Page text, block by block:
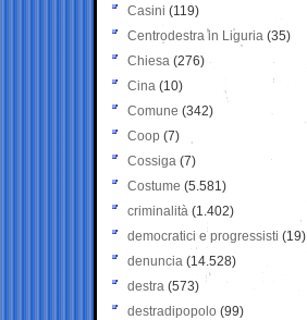
Casini (119)
Centrodestra in Liguria (35)
Chiesa (276)
Cina (10)
Comune (342)
Coop (7)
Cossiga (7)
Costume (5.581)
criminalità (1.402)
democratici e progressisti (19)
denuncia (14.528)
destra (573)
destradipopolo (99)